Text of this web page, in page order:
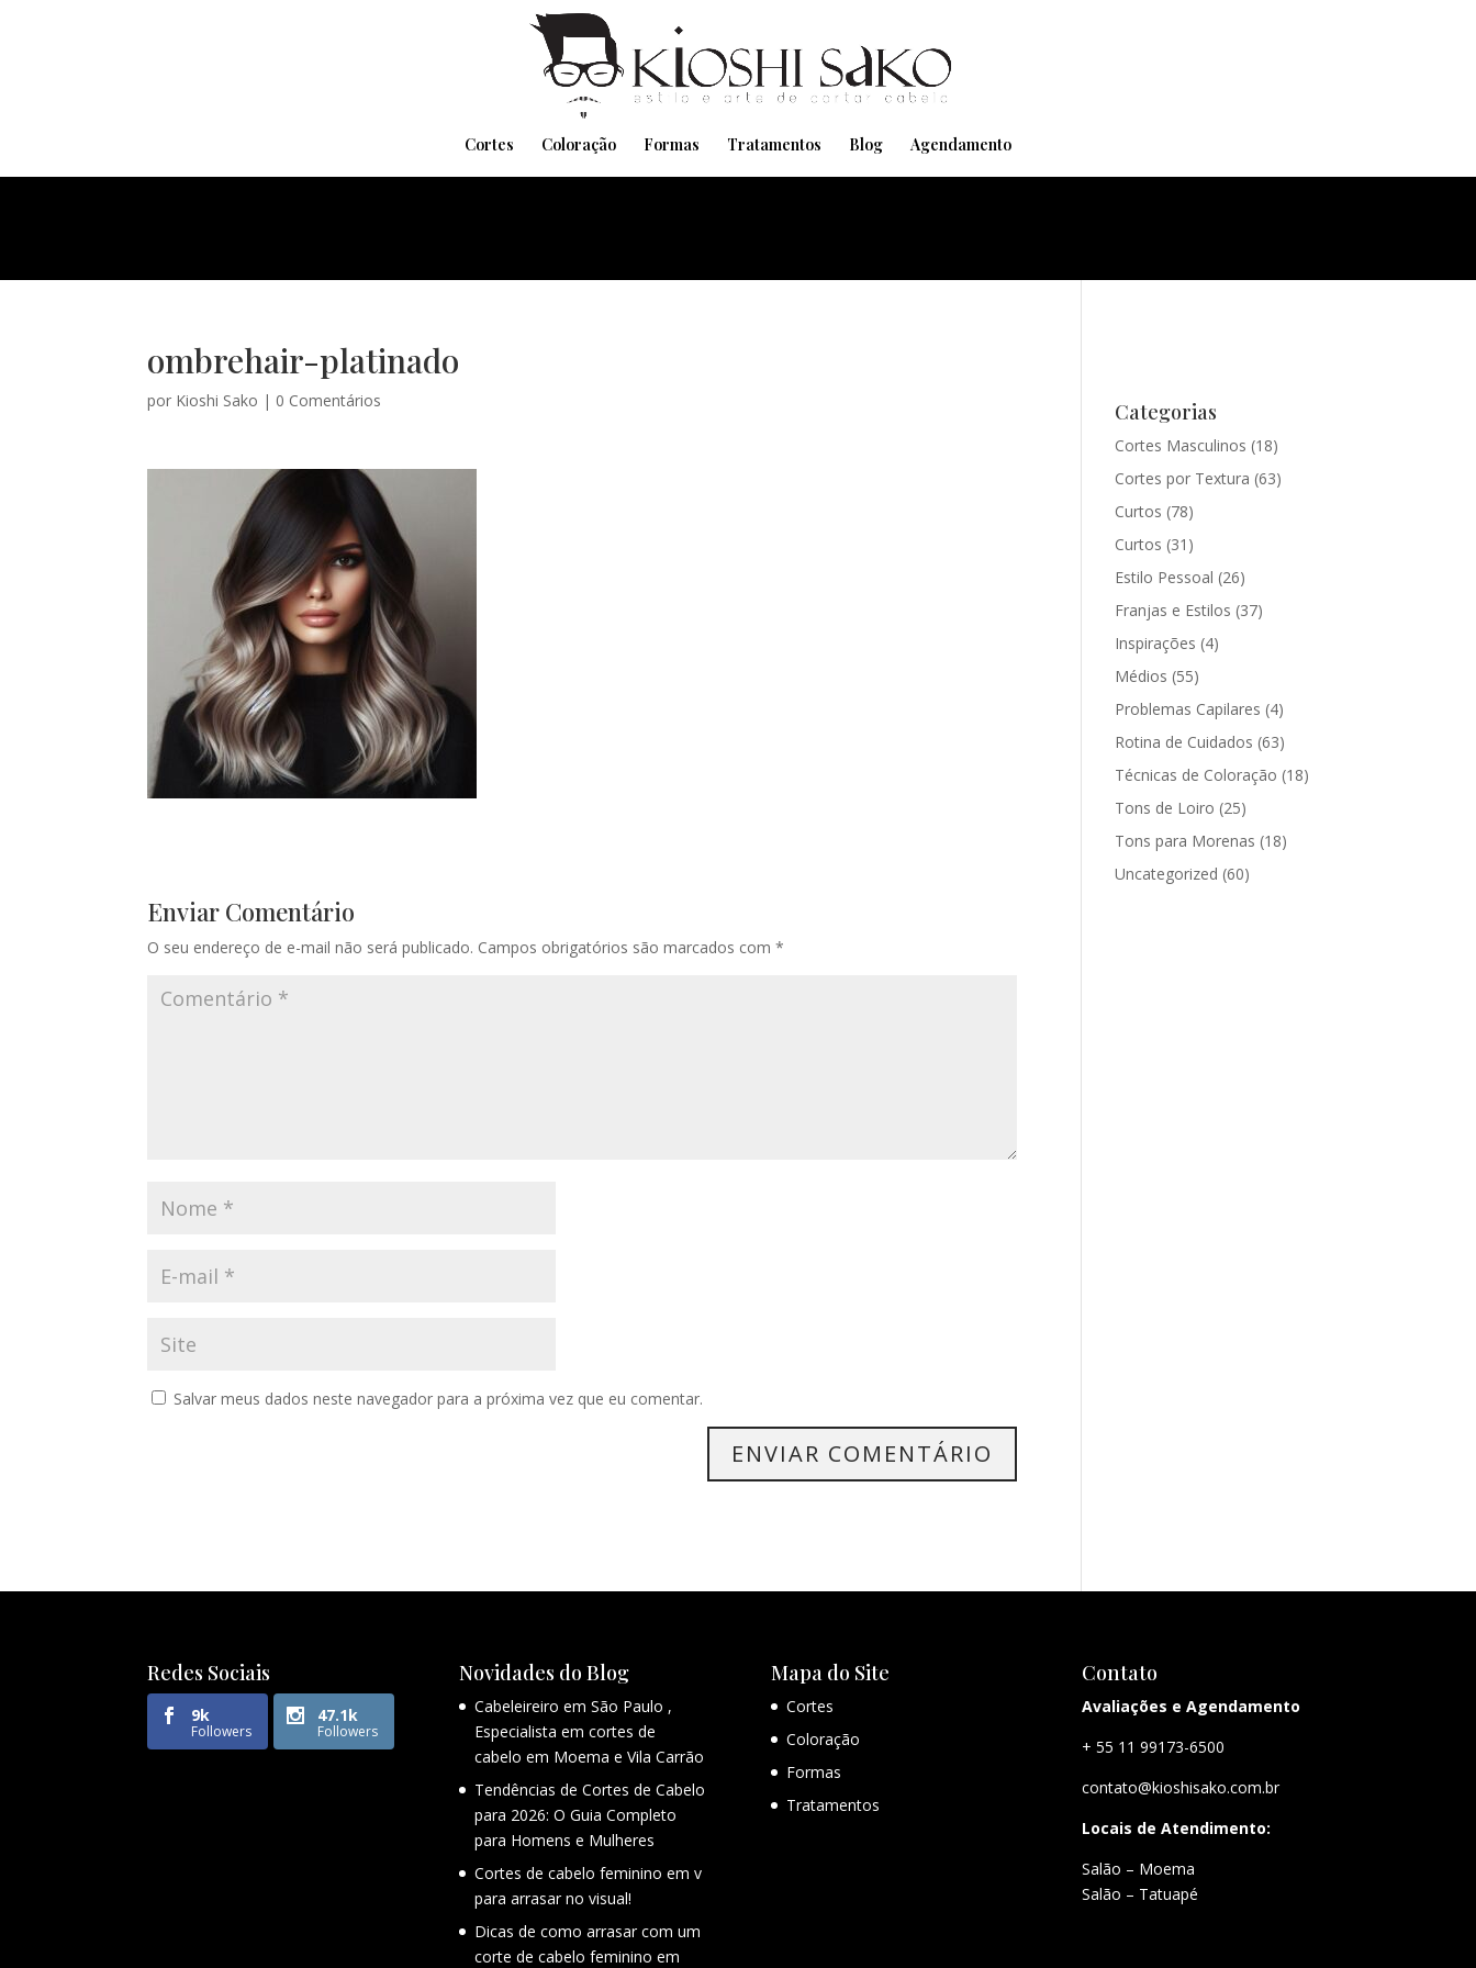
Cortes Coloração Formas Tratamentos Blog Agendamento
ombrehair-platinado
por Kioshi Sako | 0 Comentários
Enviar Comentário
O seu endereço de e-mail não será publicado. Campos obrigatórios são marcados com*
Salvar meus dados neste navegador para a próxima vez que eu comentar.
Categorias
Cortes Masculinos (18)
Cortes por Textura (63)
Curtos (78)
Curtos (31)
Estilo Pessoal (26)
Franjas e Estilos (37)
Inspirações (4)
Médios (55)
Problemas Capilares (4)
Rotina de Cuidados (63)
Técnicas de Coloração (18)
Tons de Loiro (25)
Tons para Morenas (18)
Uncategorized (60)
Redes Sociais
9k
Followers
47.1k
Followers
Novidades do Blog
Cabeleireiro em São Paulo ,
Especialista em cortes de
cabelo em Moema e Vila Carrão
Tendências de Cortes de Cabelo
para 2026: O Guia Completo
para Homens e Mulheres
Cortes de cabelo feminino em v
para arrasar no visual!
Dicas de como arrasar com um
corte de cabelo feminino em
Mapa do Site
Cortes
Coloração
Formas
Tratamentos
Contato
Avaliações e Agendamento
+ 55 11 99173-6500
contato@kioshisako.com.br
Locais de Atendimento:
Salão – Moema
Salão – Tatuapé
Pensando em transformar seu Visual??
Agende pelo Whatsapp